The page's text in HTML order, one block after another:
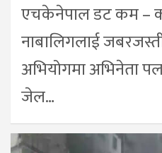
एचकेनेपाल डट कम –
नाबालिगलाई
अभियोगमा अभिनेता
जेल…